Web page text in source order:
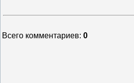
Всего комментариев: 0